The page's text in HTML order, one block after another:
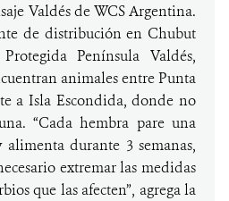
Valdés de WCS Argentina.
de distribución en Chubut
Península Valdés,
animales entre Punta
a Isla Escondida, donde no
“Cada hembra pare una
durante 3 semanas,
extremar las medidas
que las afecten”, agrega la